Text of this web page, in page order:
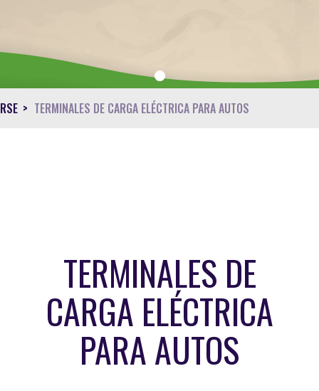
1
RSE TERMINALES DE CARGA ELÉCTRICA PARA AUTOS
TERMINALES DE
CARGA ELÉCTRICA
PARA AUTOS